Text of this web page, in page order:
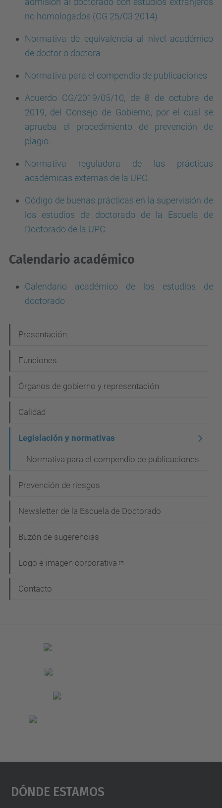
no homologados (CG 25/03 2014)
Normativa de equivalencia al nivel académico
de doctor o doctora
Normativa para el compendio de publicaciones
Acuerdo CG/2019/05/10, de 8 de octubre de
2019, del Consejo de Gobierno, por el cual se
aprueba el procedimiento de prevención de
plagio.
Normativa reguladora de las prácticas
académicas externas de la UPC.
Código de buenas prácticas en la supervisión de
los estudios de doctorado de la Escuela de
Doctorado de la UPC.
Calendario académico
Calendario académico de los estudios de
doctorado
a
v
g
a
ó
Presentación
Funciones
Órganos de gobierno y representación
Calidad
Legislación y normativas
Normativa para el compendio de publicaciones
Prevención de riesgos
Newsletter de la Escuela de Doctorado
Buzón de sugerencias
Logo e imagen corporativa
Contacto
Dónde Estamos